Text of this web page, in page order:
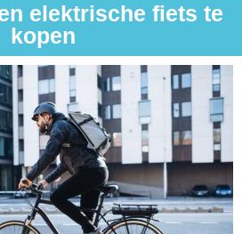
elektrische fiets te
kopen